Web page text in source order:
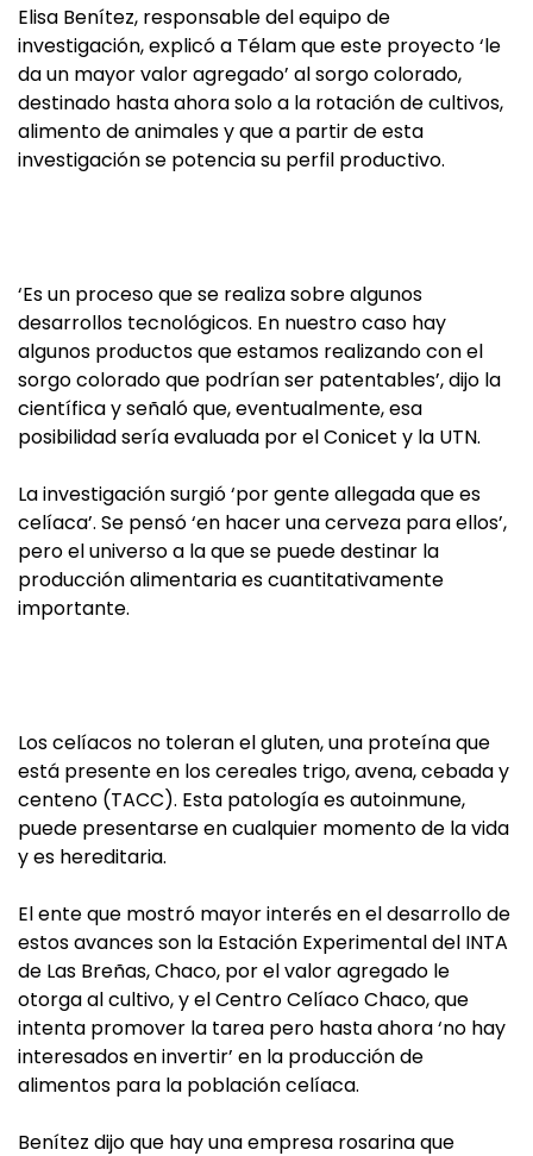
Elisa Benítez, responsable del equipo de
investigación, explicó a Télam que este proyecto ‘le
da un mayor valor agregado’ al sorgo colorado,
destinado hasta ahora solo a la rotación de cultivos,
alimento de animales y que a partir de esta
investigación se potencia su perfil productivo.
‘Es un proceso que se realiza sobre algunos
desarrollos tecnológicos. En nuestro caso hay
algunos productos que estamos realizando con el
sorgo colorado que podrían ser patentables’, dijo la
científica y señaló que, eventualmente, esa
posibilidad sería evaluada por el Conicet y la UTN.
La investigación surgió ‘por gente allegada que es
celíaca’. Se pensó ‘en hacer una cerveza para ellos’,
pero el universo a la que se puede destinar la
producción alimentaria es cuantitativamente
importante.
Los celíacos no toleran el gluten, una proteína que
está presente en los cereales trigo, avena, cebada y
centeno (TACC). Esta patología es autoinmune,
puede presentarse en cualquier momento de la vida
y es hereditaria.
El ente que mostró mayor interés en el desarrollo de
estos avances son la Estación Experimental del INTA
de Las Breñas, Chaco, por el valor agregado le
otorga al cultivo, y el Centro Celíaco Chaco, que
intenta promover la tarea pero hasta ahora ‘no hay
interesados en invertir’ en la producción de
alimentos para la población celíaca.
Benítez dijo que hay una empresa rosarina que